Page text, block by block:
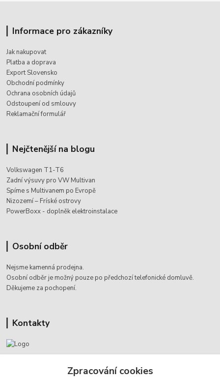
Informace pro zákazníky
Jak nakupovat
Platba a doprava
Export Slovensko
Obchodní podmínky
Ochrana osobních údajů
Odstoupení od smlouvy
Reklamační formulář
Nejčtenější na blogu
Volkswagen T1-T6
Zadní výsuvy pro VW Multivan
Spíme s Multivanem po Evropě
Nizozemí – Fríské ostrovy
PowerBoxx - doplněk elektroinstalace
Osobní odběr
Nejsme kamenná prodejna.
Osobní odběr je možný pouze po předchozí telefonické domluvě.
Děkujeme za pochopení.
Kontakty
+420 602 455 633
Zpracování cookies